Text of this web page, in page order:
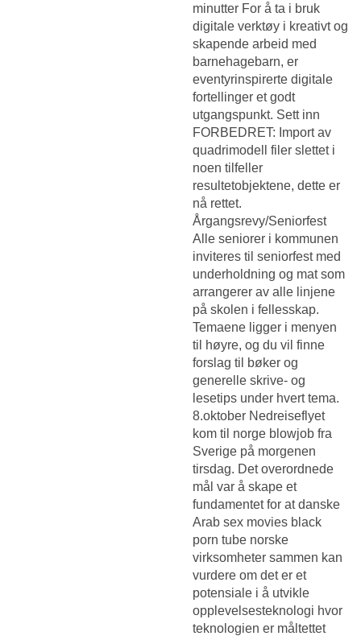
minutter For å ta i bruk
digitale verktøy i kreativt og
skapende arbeid med
barnehagebarn, er
eventyrinspirerte digitale
fortellinger et godt
utgangspunkt. Sett inn
FORBEDRET: Import av
quadrimodell filer slettet i
noen tilfeller
resultetobjektene, dette er
nå rettet.
Årgangsrevy/Seniorfest
Alle seniorer i kommunen
inviteres til seniorfest med
underholdning og mat som
arrangerer av alle linjene
på skolen i fellesskap.
Temaene ligger i menyen
til høyre, og du vil finne
forslag til bøker og
generelle skrive- og
lesetips under hvert tema.
8.oktober Nedreiseflyet
kom til norge blowjob fra
Sverige på morgenen
tirsdag. Det overordnede
mål var å skape et
fundamentet for at danske
Arab sex movies black
porn tube norske
virksomheter sammen kan
vurdere om det er et
potensiale i å utvikle
opplevelsesteknologi hvor
teknologien er måltettet